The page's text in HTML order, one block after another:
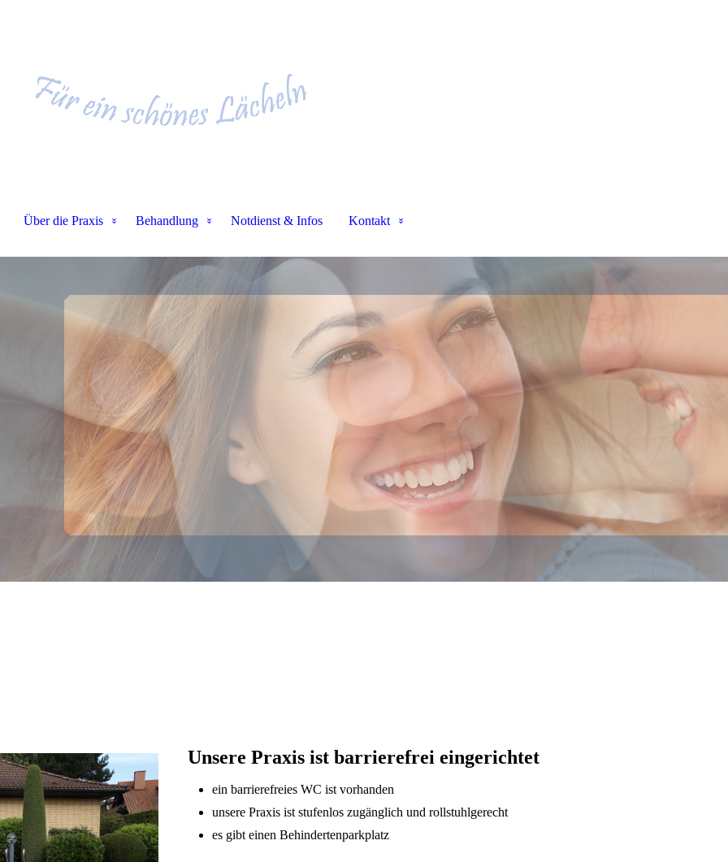
Über die Praxis Behandlung Notdienst & Infos Kontakt
Unsere Praxis ist barrierefrei eingerichtet
ein barrierefreies WC ist vorhanden
unsere Praxis ist stufenlos zugänglich und rollstuhlgerecht
es gibt einen Behindertenparkplatz